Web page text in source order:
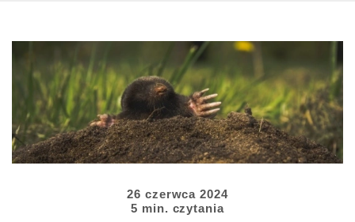
26 czerwca 2024
5 min. czytania